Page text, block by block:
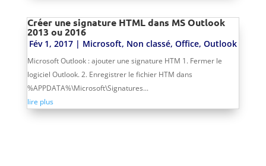
Créer une signature HTML dans MS Outlook
2013 ou 2016
Fév 1, 2017| Microsoft, Non classé, Office, Outlook
Microsoft Outlook : ajouter une signature HTM 1. Fermer le
logiciel Outlook. 2. Enregistrer le fichier HTM dans
%APPDATA%\Microsoft\Signatures...
lire plus